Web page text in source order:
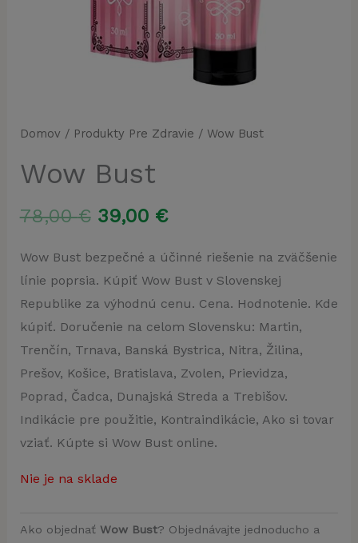
Domov / Produkty Pre Zdravie / Wow Bust
Wow Bust
78,00€ Pôvodná
cena
bola:
78,00 €.
39,00 €Aktuálna
cena
je:
39,00 €.
Wow Bust bezpečné a účinné riešenie na zväčšenie
línie poprsia. Kúpiť Wow Bust v Slovenskej
Republike za výhodnú cenu. Cena. Hodnotenie. Kde
kúpiť. Doručenie na celom Slovensku: Martin,
Trenčín, Trnava, Banská Bystrica, Nitra, Žilina,
Prešov, Košice, Bratislava, Zvolen, Prievidza,
Poprad, Čadca, Dunajská Streda a Trebišov.
Indikácie pre použitie, Kontraindikácie, Ako si tovar
vziať. Kúpte si Wow Bust online.
Nie je na sklade
Ako objednať Wow Bust? Objednávajte jednoducho a